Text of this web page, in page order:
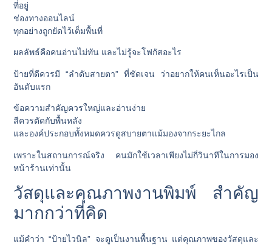
ที่อยู่
ช่องทางออนไลน์
ทุกอย่างถูกยัดไว้เต็มพื้นที่
ผลลัพธ์คือคนอ่านไม่ทัน และไม่รู้จะโฟกัสอะไร
ป้ายที่ดีควรมี “ลำดับสายตา” ที่ชัดเจน ว่าอยากให้คนเห็นอะไรเป็น
อันดับแรก
ข้อความสำคัญควรใหญ่และอ่านง่าย
สีควรตัดกับพื้นหลัง
และองค์ประกอบทั้งหมดควรดูสบายตาแม้มองจากระยะไกล
เพราะในสถานการณ์จริง คนมักใช้เวลาเพียงไม่กี่วินาทีในการมอง
หน้าร้านเท่านั้น
วัสดุและคุณภาพงานพิมพ์ สำคัญ
มากกว่าที่คิด
แม้คำว่า “ป้ายไวนิล” จะดูเป็นงานพื้นฐาน แต่คุณภาพของวัสดุและ